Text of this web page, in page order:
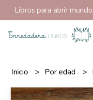
Libros para abrir
Inicio Por edad